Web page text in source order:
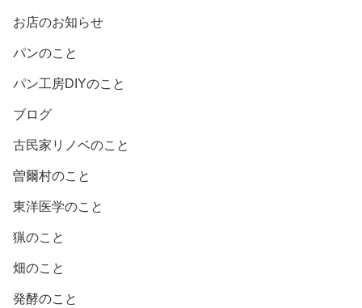
お店のお知らせ
パンのこと
パン工房DIYのこと
ブログ
古民家リノベのこと
曽爾村のこと
東洋医学のこと
猟のこと
畑のこと
発酵のこと